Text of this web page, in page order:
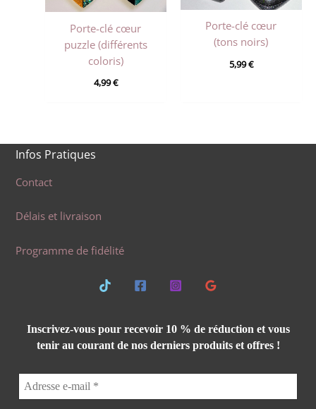
Porte-clé cœur
puzzle (différents
coloris)
4,99€
Porte-clé cœur
(tons noirs)
5,99€
Infos Pratiques
Contact
Délais et livraison
Programme de fidélité
Inscrivez-vous pour recevoir 10 % de réduction et vous
tenir au courant de nos derniers produits et offres !